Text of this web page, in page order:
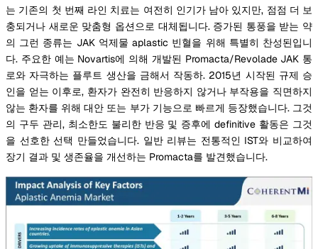
는 기존의 첫 번째 라인 치료는 여전히 인기가 남아 있지만, 점점 더 보
충되거나 새로운 맞춤형 옵션으로 대체됩니다. 증가된 통풍을 받는 약
의 그런 종류는 JAK 억제물 aplastic 빈혈을 위해 특별히 찬성된입니
다. 주요한 예는 Novartis에 의해 개발된 Promacta/Revolade JAK 통
로와 자극하는 플루트 생산을 금해서 작동하. 2015년 시작된 규제 승
인을 얻는 이후로, 환자가 완전히 반응하지 않거나 부작용을 직면하지
않는 환자를 위해 대안 또는 부가 기능으로 빠르게 등장했습니다. 그것
의 구두 관리, 최소한도 불리한 반응 및 증후에 definitive 활동은 그것
을 선호한 선택 만들었습니다. 일반 리뷰는 전통적인 IST와 비교하여
장기 결과 및 생존율을 개선하는 Promacta를 발견했습니다.